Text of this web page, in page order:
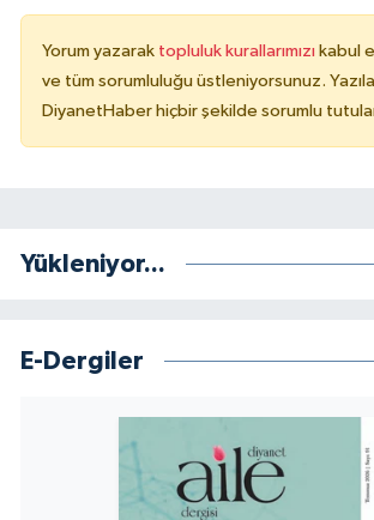
Yorum yazarak topluluk kurallarımızı kabul
ve tüm sorumluluğu üstleniyorsunuz.
DiyanetHaber hiçbir şekilde sorumlu
Yükleniyor...
E-Dergiler